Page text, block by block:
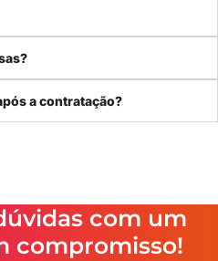
a contratação?
com um
compromisso!